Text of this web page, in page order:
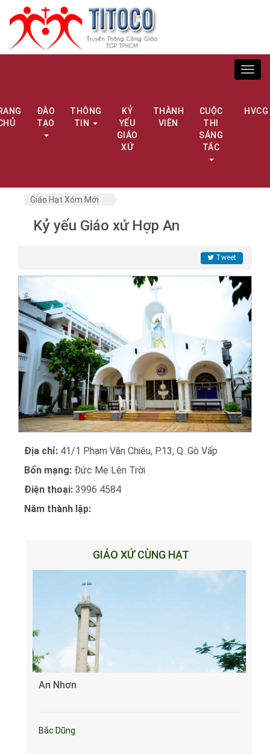
ĐÀO
TẠO
THÔNG
TIN
KỶ
YẾU
GIÁO
XỨ
THÀNH
VIÊN
CUỘC
THI
SÁNG
TÁC
HVCG
Giáo Hạt Xóm Mới
Kỷ yếu Giáo xứ Hợp An
Tweet
Địa chỉ: 41/1 Phạm Văn Chiêu, P.13, Q. Gò Vấp
Bổn mạng: Đức Mẹ Lên Trời
Điện thoại: 3996 4584
Năm thành lập:
GIÁO XỨ CÙNG HẠT
An Nhơn
Bắc Dũng